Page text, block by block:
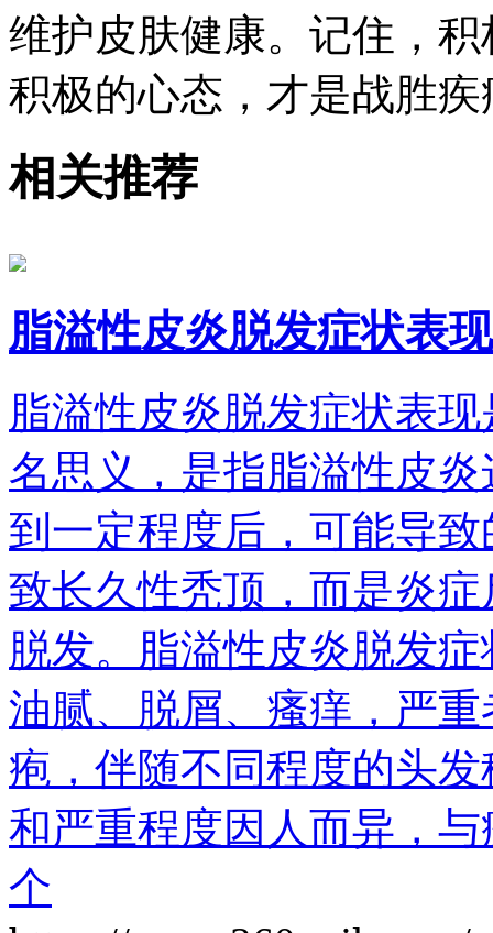
维护皮肤健康。记住，
积极的心态，才是战胜
相关推荐
脂溢性皮炎脱发症状表
脂溢性皮炎脱发症状表
名思义，是指脂溢性皮
到一定程度后，可能导
致长久性秃顶，而是炎
脱发。脂溢性皮炎脱发
油腻、脱屑、瘙痒，严
疱，伴随不同程度的头
和严重程度因人而异，
个